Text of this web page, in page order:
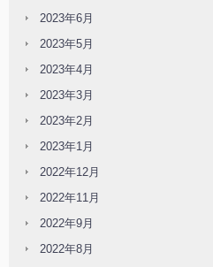
2023年6月
2023年5月
2023年4月
2023年3月
2023年2月
2023年1月
2022年12月
2022年11月
2022年9月
2022年8月